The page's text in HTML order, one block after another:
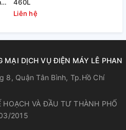
khử mùi với bộ
khử mùi Bạc Đồng sẽ được lọc
không cho chúng phát triển
để bảo quản thực phẩm tươi
460L
Liên hệ
MẠI DỊCH VỤ ĐIỆN MÁY LÊ PHAN
8, Quận Tân Bình, Tp.Hồ Chí
VÀ ĐẦU TƯ THÀNH PHỐ
2015